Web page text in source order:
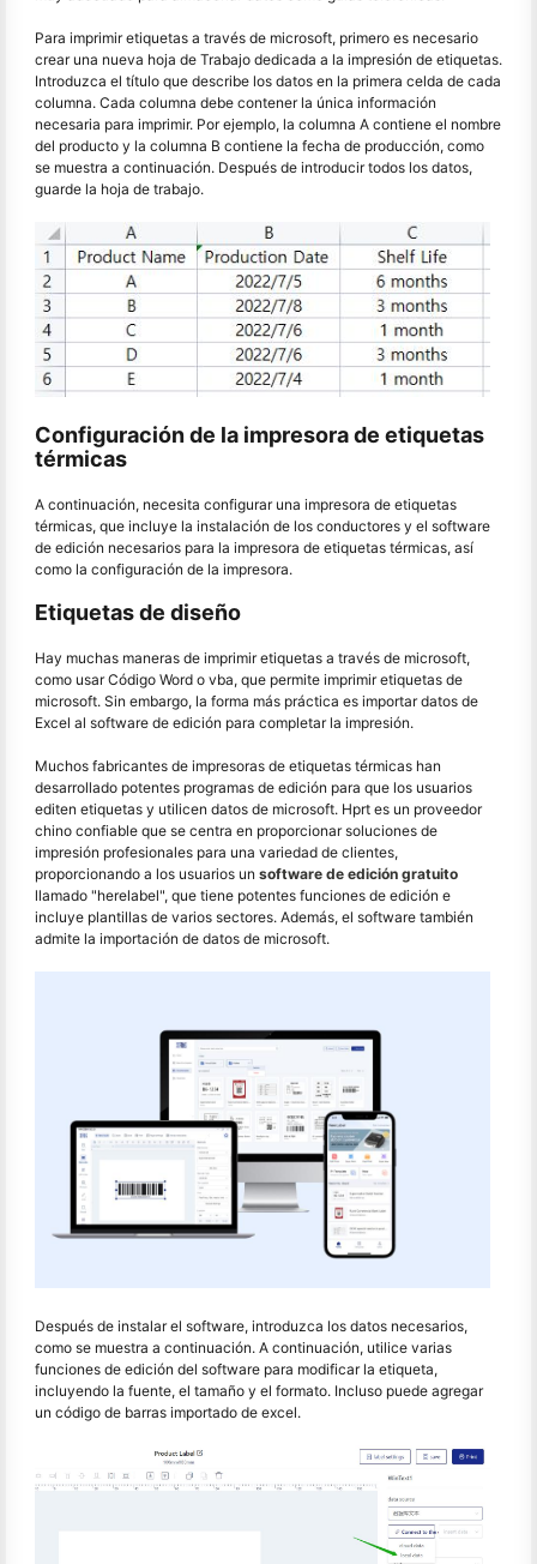
Para imprimir etiquetas a través de microsoft, primero es necesario
crear una nueva hoja de Trabajo dedicada a la impresión de etiquetas.
Introduzca el título que describe los datos en la primera celda de cada
columna. Cada columna debe contener la única información
necesaria para imprimir. Por ejemplo, la columna A contiene el nombre
del producto y la columna B contiene la fecha de producción, como
se muestra a continuación. Después de introducir todos los datos,
guarde la hoja de trabajo.
Configuración de la impresora de etiquetas
térmicas
A continuación, necesita configurar una impresora de etiquetas
térmicas, que incluye la instalación de los conductores y el software
de edición necesarios para la impresora de etiquetas térmicas, así
como la configuración de la impresora.
Etiquetas de diseño
Hay muchas maneras de imprimir etiquetas a través de microsoft,
como usar Código Word o vba, que permite imprimir etiquetas de
microsoft. Sin embargo, la forma más práctica es importar datos de
Excel al software de edición para completar la impresión.
Muchos fabricantes de impresoras de etiquetas térmicas han
desarrollado potentes programas de edición para que los usuarios
editen etiquetas y utilicen datos de microsoft. Hprt es un proveedor
chino confiable que se centra en proporcionar soluciones de
impresión profesionales para una variedad de clientes,
proporcionando a los usuarios un software de edición gratuito
llamado "herelabel", que tiene potentes funciones de edición e
incluye plantillas de varios sectores. Además, el software también
admite la importación de datos de microsoft.
Después de instalar el software, introduzca los datos necesarios,
como se muestra a continuación. A continuación, utilice varias
funciones de edición del software para modificar la etiqueta,
incluyendo la fuente, el tamaño y el formato. Incluso puede agregar
un código de barras importado de excel.